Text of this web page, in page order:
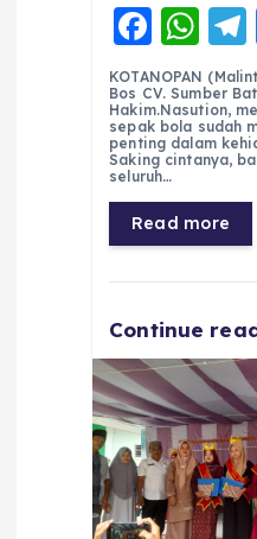
F
a
c
e
b
o
o
k
W
h
a
ts
A
p
p
a
KOTANOPAN
Bos CV. Sumber
Hakim.Nasution,
sepak bola sudah
penting dalam
Saking cintanya,
seluruh…
Read more
Continue